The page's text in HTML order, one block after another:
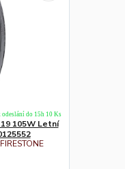
19 105W Letní
odeslání do 15h 10 Ks